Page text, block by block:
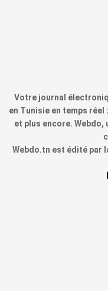
Votre journal
en Tunisie en temps
et plus encore. Webdo,
Webdo.tn est édité par